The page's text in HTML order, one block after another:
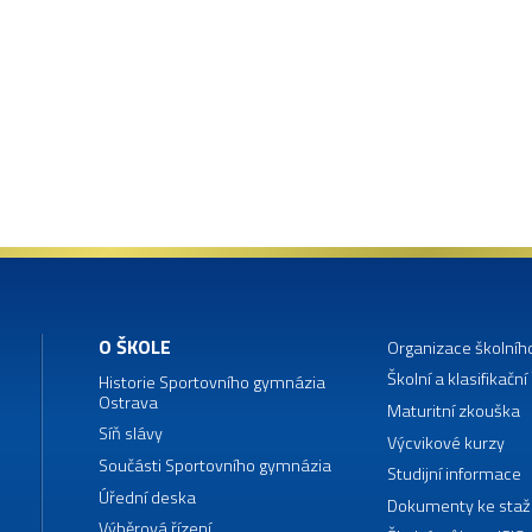
O ŠKOLE
Historie Sportovního gymnázia
Ostrava
Síň slávy
Součásti Sportovního gymnázia
Úřední deska
Organizace
Školní a
Maturitní zkouška
Výcvikové kurzy
Studijní informace
Dokumenty ke